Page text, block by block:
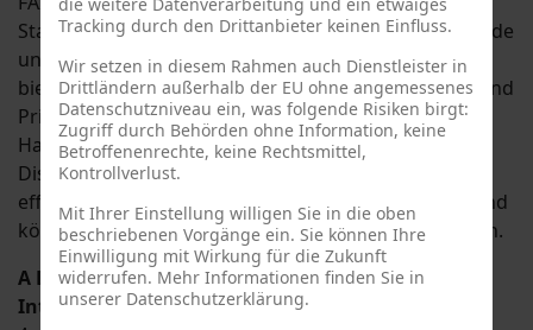
Stakeholder-Gruppen - Datennutzende, Datenhaltende
und Technologieanbieter - werden vorgestellt und
bieten Einblicke in ihre Rollen, Herausforderungen und
Prioritäten. Praxisnahe Fallstudien, konkrete
Handlungsempfehlungen und interaktive
Diskussionen vermitteln wertvolle Einblicke in die
effektive Implementierung und Nutzung von SPEs und
können einen Community-Building-Prozess anstoßen.
A Data Holder's Perspective: Charité Data
Integration Center
Tracking durch den Drittanbieter keinen Einfluss.
Wir setzen in diesem Rahmen auch Dienstleister in
Drittländern außerhalb der EU ohne angemessenes
Datenschutzniveau ein, was folgende Risiken birgt:
Zugriff durch Behörden ohne Information, keine
Betroffenenrechte, keine Rechtsmittel,
Kontrollverlust.
Mit Ihrer Einstellung willigen Sie in die oben
beschriebenen Vorgänge ein. Sie können Ihre
Einwilligung mit Wirkung für die Zukunft
widerrufen. Mehr Informationen finden Sie in
unserer Datenschutzerklärung.